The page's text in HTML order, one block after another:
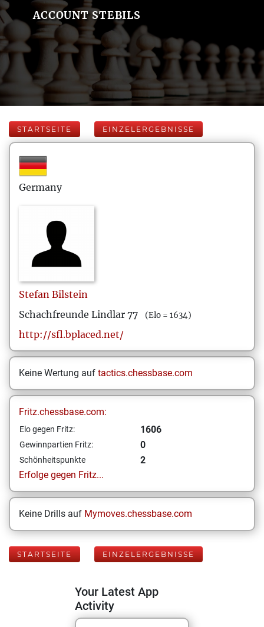
ACCOUNT STEBILS
STARTSEITE EINZELERGEBNISSE
Germany
Stefan Bilstein
Schachfreunde Lindlar 77
(Elo = 1634)
http://sfl.bplaced.net/
Keine Wertung auf tactics.chessbase.com
Fritz.chessbase.com:
Elo gegen Fritz: 1606
Gewinnpartien Fritz: 0
Schönheitspunkte
2
Erfolge gegen Fritz...
Keine Drills auf Mymoves.chessbase.com
STARTSEITE EINZELERGEBNISSE
Your Latest App
Activity